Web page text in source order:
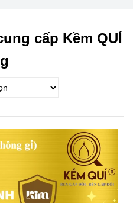
cấp Kềm QUÍ